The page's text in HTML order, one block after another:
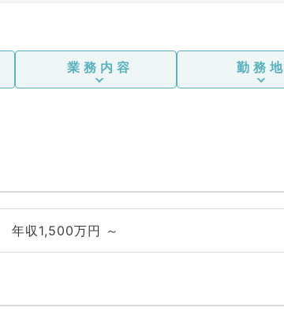
業務内容 勤務地
年収1,500万円 ～